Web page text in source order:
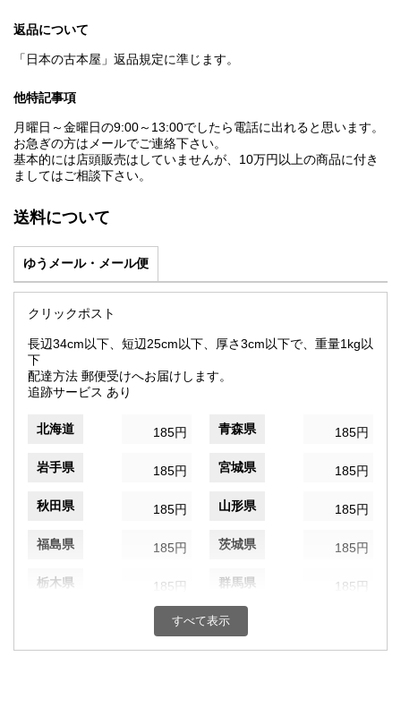
返品について
「日本の古本屋」返品規定に準じます。
他特記事項
月曜日～金曜日の9:00～13:00でしたら電話に出れると思います。
お急ぎの方はメールでご連絡下さい。
基本的には店頭販売はしていませんが、10万円以上の商品に付き
ましてはご相談下さい。
送料について
ゆうメール・メール便
クリックポスト
長辺34cm以下、短辺25cm以下、厚さ3cm以下で、重量1kg以
下
配達方法 郵便受けへお届けします。
追跡サービス あり
北海道 185円 青森県 185円
岩手県 185円 宮城県 185円
秋田県 185円 山形県 185円
福島県 185円 茨城県 185円
栃木県 185円 群馬県 185円
185円 千葉県
すべて表示